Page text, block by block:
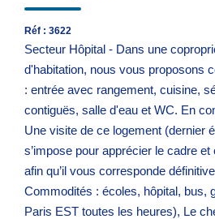
Réf : 3622
Secteur Hôpital - Dans une
d'habitation, nous vous proposons
: entrée avec rangement, cuisine,
contiguës, salle d'eau et WC. En
Une visite de ce logement (dernier
s’impose pour apprécier le cadre
afin qu’il vous corresponde
Commodités : écoles, hôpital, bus,
Paris EST toutes les heures), Le